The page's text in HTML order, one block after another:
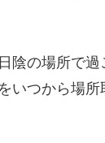
陰の場所で
いつから場